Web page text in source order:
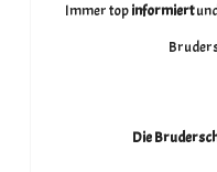
Immer topinformiert
Die